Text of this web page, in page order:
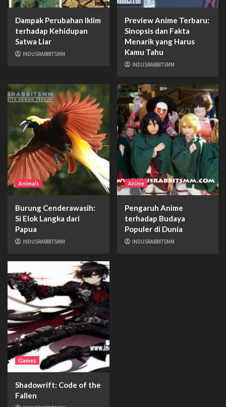
Dampak Perubahan Iklim
terhadap Kehidupan
Satwa Liar
INDUSRABBITSMM
Preview Anime Terbaru:
Sinopsis dan Fakta
Menarik yang Harus
Kamu Tahu
INDUSRABBITSMM
Animals
Burung Cenderawasih:
Si Elok Langka dari
Papua
INDUSRABBITSMM
Anime
Pengaruh Anime
terhadap Budaya
Populer di Dunia
INDUSRABBITSMM
Games
Shadowrift: Code of the
Fallen